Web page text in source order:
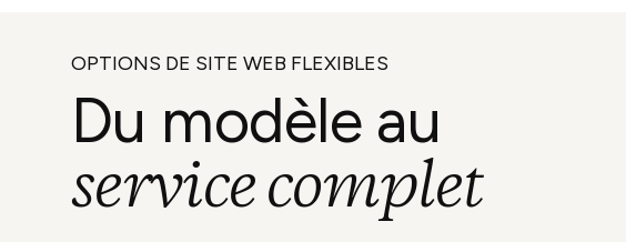
Essayer maintenant
OPTIONS DE SITE WEB FLEXIBLES
Du modèle au
service complet